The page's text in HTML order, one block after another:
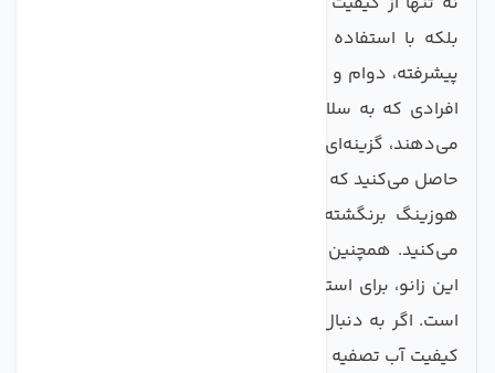
بلکه با استفاده از مواد اولیه درجه یک و فناوری‌های
پیشرفته، دوام و ماندگاری بالایی دارد. این محصول برای
افرادی که به سلامتی و کیفیت آب مصرفی خود اهمیت
می‌دهند، گزینه‌ای ایده‌آل است. با نصب این زانو، اطمینان
حاصل می‌کنید که آب تصفیه شده به هیچ عنوان به سمت
هوزینگ برنگشته و در نتیجه کیفیت بالای آب را حفظ
می‌کنید. همچنین با توجه به ابعاد و طراحی جمع و جور
این زانو، برای استفاده در فضاهای محدود بسیار مناسب
است. اگر به دنبال یک راه حل مطمئن و کارآمد برای حفظ
کیفیت آب تصفیه شده خود هستید، زانو هوزینگ ممبران